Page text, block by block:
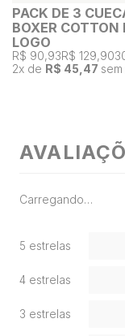
PACK DE 3
BOXER COTTON
LOGO
R$ 90,93R$ 129,90
2x de R$ 45,47
Carregando…
5 estrelas
4 estrelas
3 estrelas